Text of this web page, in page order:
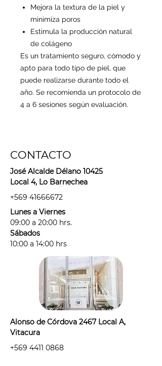
Mejora la textura de la piel y
minimiza poros
Estimula la producción natural
de colágeno
Es un tratamiento seguro, cómodo y
apto para todo tipo de piel, que
puede realizarse durante todo el
año. Se recomienda un protocolo de
4 a 6 sesiones según evaluación.
CONTACTO
José Alcalde Délano 10425
Local 4, Lo Barnechea
+569 41666672
Lunes a Viernes
09:00 a 20:00 hrs.
Sábados
10:00 a 14:00 hrs
Alonso de Córdova 2467 Local A,
Vitacura
+569 4411 0868